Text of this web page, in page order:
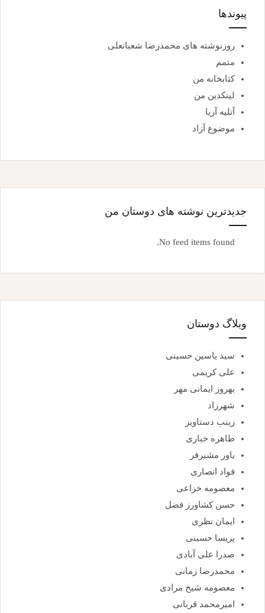
پیوندها
روزنوشته های محمدرضا شعبانعلی
متمم
کتابخانه من
لینکدین من
آتلیه آریا
موضوع آزاد
جدیدترین نوشته های دوستان من
No feed items found.
وبلاگ دوستان
سید یاسین حسینی
علی کریمی
بهروز ایمانی مهر
شهرزاد
زینب دستاویز
طاهره خباری
یاور مشیرفر
فواد انصاری
معصومه خزاعی
حسن کشاورز فضل
ایمان نظری
پریسا حسینی
صدرا علی آبادی
محمدرضا زمانی
معصومه شیخ مرادی
امیرمحمد قربانی